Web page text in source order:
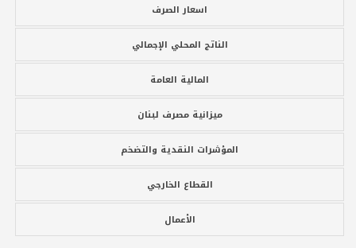
اسعار الصرف
الناتج المحلي الإجمالي
المالية العامة
ميزانية مصرف لبنان
المؤشرات النقدية والتضخم
القطاع الخارجي
الأعمال